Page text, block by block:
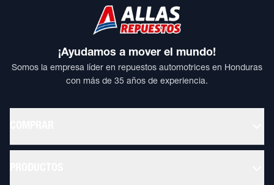
¡Ayudamos a mover el mundo!
Somos la empresa líder en repuestos automotrices en Honduras
con más de 35 años de experiencia.